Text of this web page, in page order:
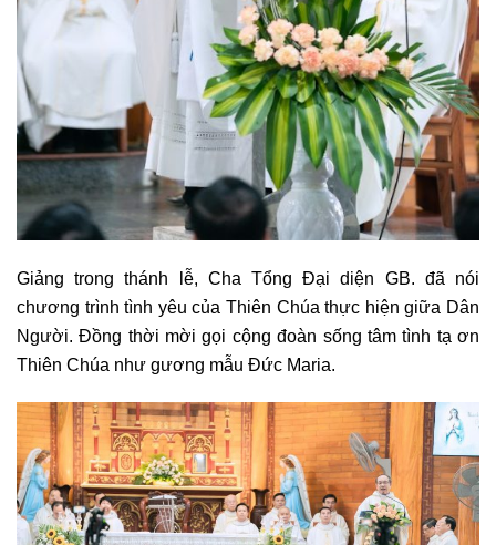
Giảng trong thánh lễ, Cha Tổng Đại diện GB. đã nói
chương trình tình yêu của Thiên Chúa thực hiện giữa Dân
Người. Đồng thời mời gọi cộng đoàn sống tâm tình tạ ơn
Thiên Chúa như gương mẫu Đức Maria.